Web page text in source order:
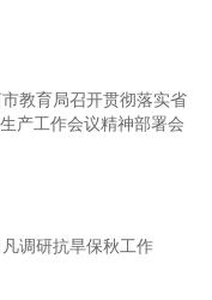
区防汛防台风工作。
四级应急响应，继续
产工作会议精神部署